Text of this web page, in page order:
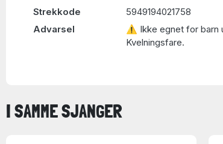
Strekkode
5949194021758
Advarsel
⚠ Ikke egnet for barn
Kvelningsfare.
I SAMME SJANGER